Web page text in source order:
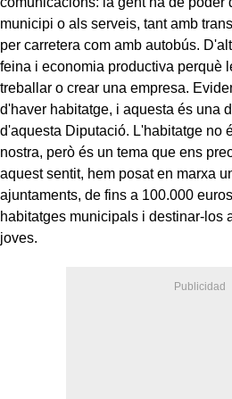
municipi o als serveis, tant amb
per carretera com amb autobús.
feina i economia productiva perquè
treballar o crear una empresa.
d'haver habitatge, i aquesta és una
d'aquesta Diputació. L'habitatge no
nostra, però és un tema que ens
aquest sentit, hem posat en marxa
ajuntaments, de fins a 100.000
habitatges municipals i destinar-los
joves.